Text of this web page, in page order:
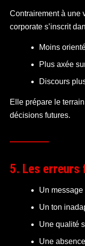
Contrairement à une
corporate s’inscrit
Moins
Plus axée
Discours
Elle prépare le
décisions futures.
5. Les erreurs
Un
Un ton
Une qualité
Une